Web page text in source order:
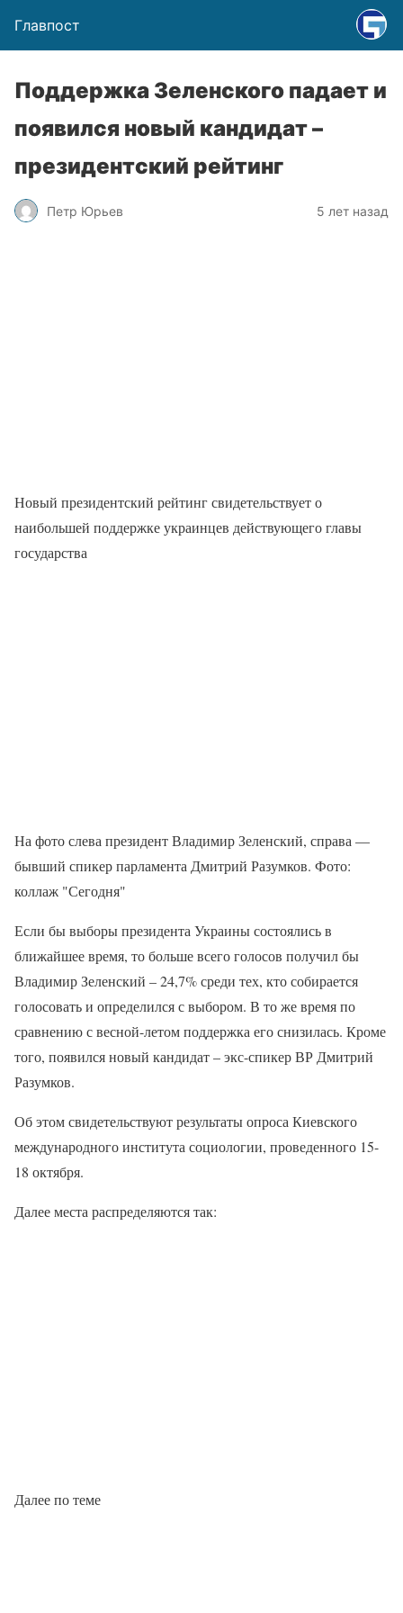
Главпост
Поддержка Зеленского падает и
появился новый кандидат –
президентский рейтинг
Петр Юрьев 5 лет назад
Новый президентский рейтинг свидетельствует о
наибольшей поддержке украинцев действующего главы
государства
На фото слева президент Владимир Зеленский, справа —
бывший спикер парламента Дмитрий Разумков. Фото:
коллаж "Сегодня"
Если бы выборы президента Украины состоялись в
ближайшее время, то больше всего голосов получил бы
Владимир Зеленский – 24,7% среди тех, кто собирается
голосовать и определился с выбором. В то же время по
сравнению с весной-летом поддержка его снизилась. Кроме
того, появился новый кандидат – экс-спикер ВР Дмитрий
Разумков.
Об этом свидетельствуют результаты опроса Киевского
международного института социологии, проведенного 15-
18 октября.
Далее места распределяются так:
Далее по теме